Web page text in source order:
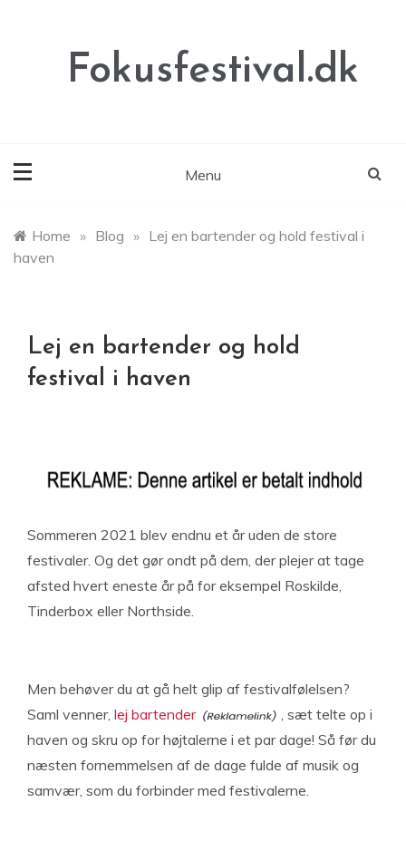
Fokusfestival.dk
Menu
Home » Blog » Lej en bartender og hold festival i
haven
Lej en bartender og hold
festival i haven
Sommeren 2021 blev endnu et år uden de store
festivaler. Og det gør ondt på dem, der plejer at tage
afsted hvert eneste år på for eksempel Roskilde,
Tinderbox eller Northside.
Men behøver du at gå helt glip af festivalfølelsen?
Saml venner, lej bartender
, sæt telte op i
haven og skru op for højtalerne i et par dage! Så før du
næsten fornemmelsen af de dage fulde af musik og
samvær, som du forbinder med festivalerne.